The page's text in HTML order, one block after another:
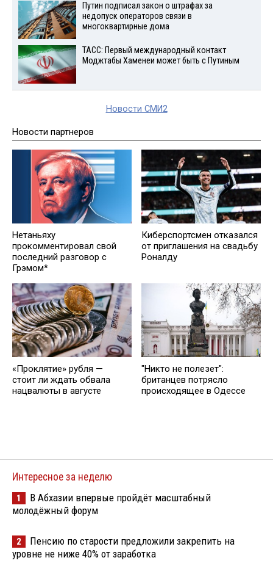
Путин подписал закон о штрафах за
недопуск операторов связи в
многоквартирные дома
ТАСС: Первый международный контакт
Моджтабы Хаменеи может быть с Путиным
Новости СМИ2
Новости партнеров
Нетаньяху
прокомментировал свой
последний разговор с
Грэмом*
Киберспортсмен отказался
от приглашения на свадьбу
Роналду
«Проклятие» рубля —
стоит ли ждать обвала
нацвалюты в августе
"Никто не полезет":
британцев потрясло
происходящее в Одессе
Интересное за неделю
1
В Абхазии впервые пройдёт масштабный
молодёжный форум
2
Пенсию по старости предложили закрепить на
уровне не ниже 40% от заработка